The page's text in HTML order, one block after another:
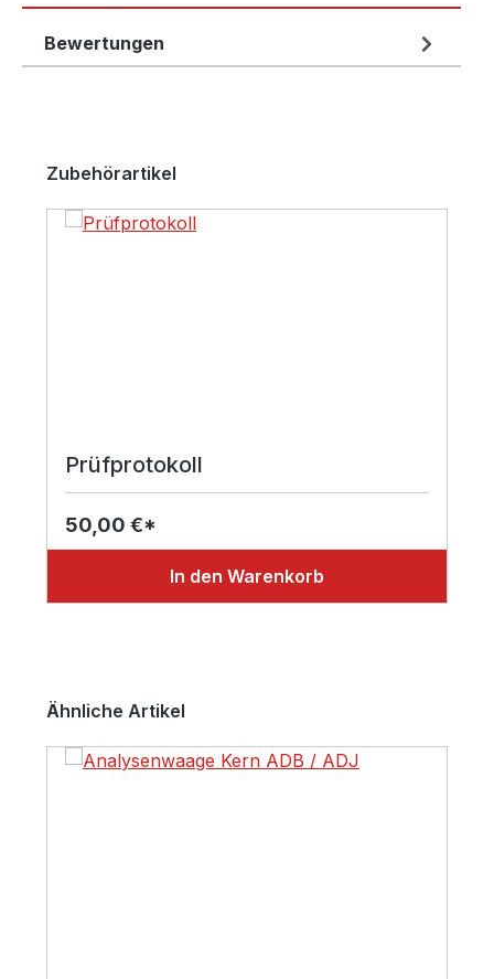
Bewertungen
Produktgalerie überspringen
Zubehörartikel
Prüfprotokoll
50,00 €*
In den Warenkorb
Produktgalerie überspringen
Ähnliche Artikel